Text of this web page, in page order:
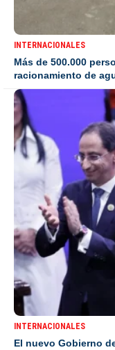
INTERNACIONALES
Más de 500.000
racionamiento de
INTERNACIONALES
El nuevo Gobierno